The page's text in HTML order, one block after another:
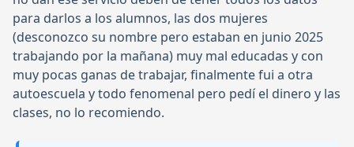
para darlos a los alumnos, las dos mujeres
(desconozco su nombre pero estaban en junio 2025
trabajando por la mañana) muy mal educadas y con
muy pocas ganas de trabajar, finalmente fui a otra
autoescuela y todo fenomenal pero pedí el dinero y las
clases, no lo recomiendo.